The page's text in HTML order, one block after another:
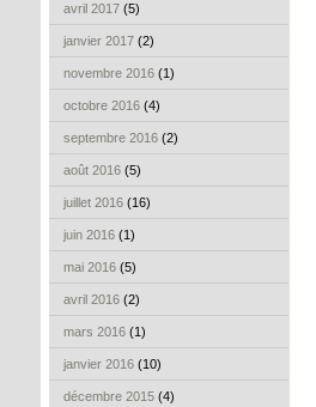
avril 2017 (5)
janvier 2017 (2)
novembre 2016 (1)
octobre 2016 (4)
septembre 2016 (2)
août 2016 (5)
juillet 2016 (16)
juin 2016 (1)
mai 2016 (5)
avril 2016 (2)
mars 2016 (1)
janvier 2016 (10)
décembre 2015 (4)